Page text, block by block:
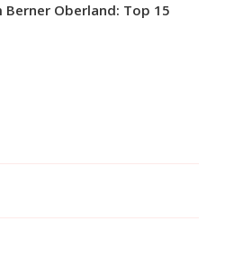
Oberland: Top 15